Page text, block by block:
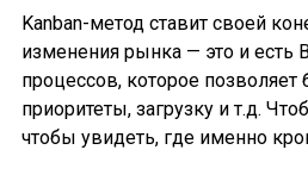
Kanban-метод ставит своей
изменения рынка — это и есть
процессов, которое
приоритеты, загрузку и т.д.
чтобы увидеть, где именно